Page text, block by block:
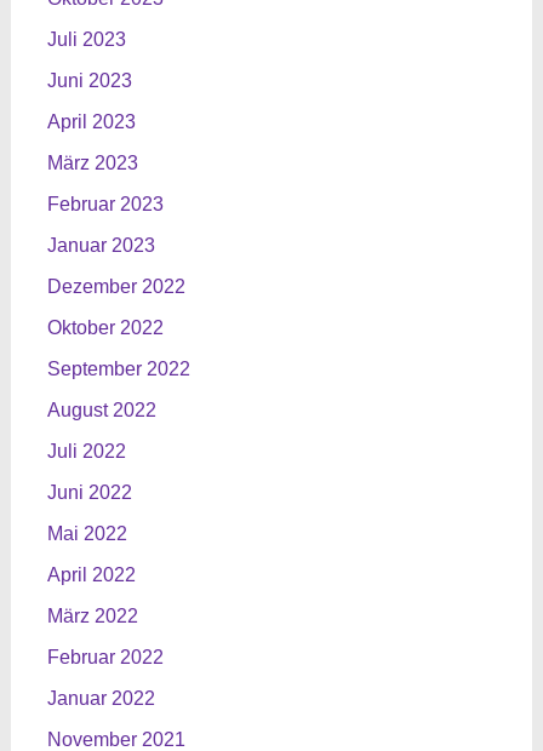
Juli 2023
Juni 2023
April 2023
März 2023
Februar 2023
Januar 2023
Dezember 2022
Oktober 2022
September 2022
August 2022
Juli 2022
Juni 2022
Mai 2022
April 2022
März 2022
Februar 2022
Januar 2022
November 2021